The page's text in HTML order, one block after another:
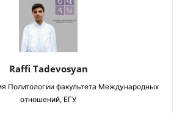
Raffi Tadevosyan
Политологии факультета Международных
отношений, ЕГУ